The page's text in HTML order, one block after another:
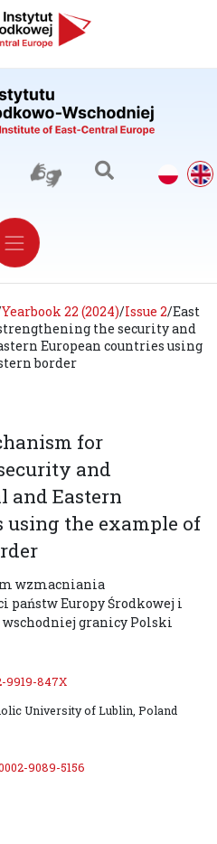
Yearbook 22 (2024)/Issue 2/East
the security and
European countries using
border
for
and
and Eastern
using the example of
wzmacniania
państw Europy Środkowej i
granicy Polski
9919-847X
University of Lublin, Poland
9089-5156